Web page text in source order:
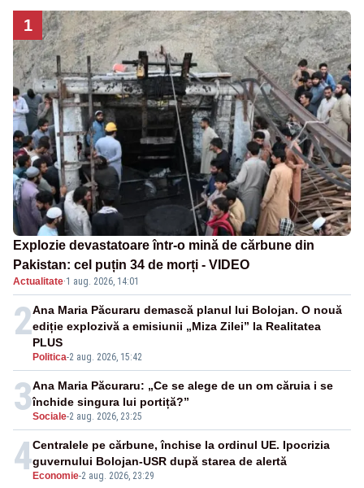
1
Explozie devastatoare într-o mină de cărbune din
Pakistan: cel puțin 34 de morți - VIDEO
Actualitate·1 aug. 2026, 14:01
2
Politica-2 aug. 2026, 15:42
Ana Maria Păcuraru demască planul lui Bolojan. O nouă
ediție explozivă a emisiunii „Miza Zilei” la Realitatea
PLUS
3Sociale-2 aug. 2026, 23:25
Ana Maria Păcuraru: „Ce se alege de un om căruia i se
închide singura lui portiță?”
4 Economie-2 aug. 2026, 23:29
Centralele pe cărbune, închise la ordinul UE. Ipocrizia
guvernului Bolojan-USR după starea de alertă